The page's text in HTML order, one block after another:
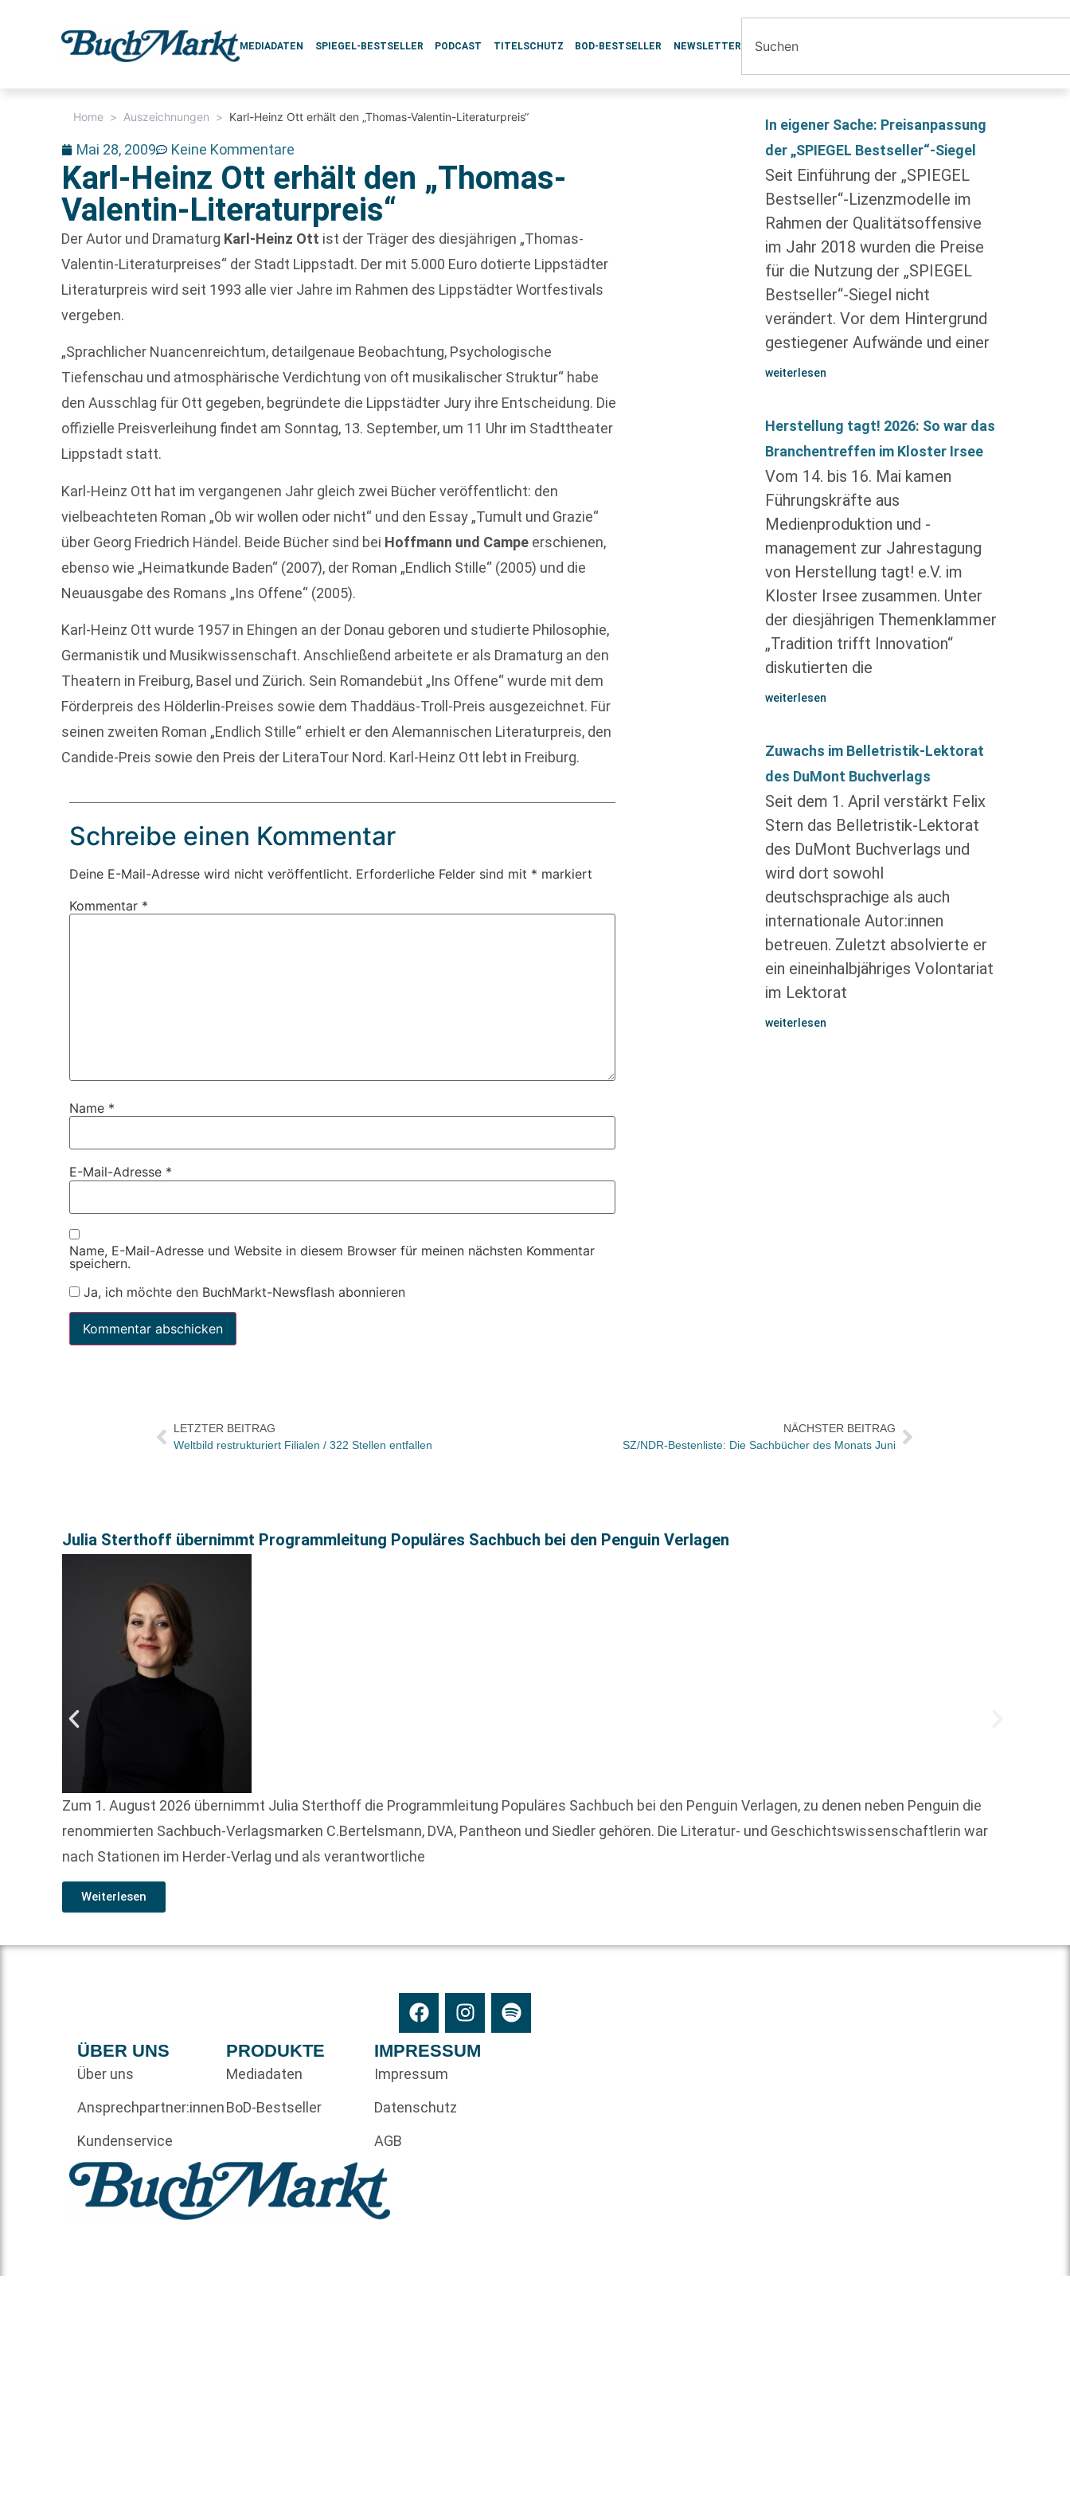
MEDIADATEN SPIEGEL-BESTSELLER PODCAST TITELSCHUTZ BOD-BESTSELLER NEWSLETTER
Home > Auszeichnungen > Karl-Heinz Ott erhält den „Thomas-Valentin-Literaturpreis“
Mai 28, 2009 Keine Kommentare
Karl-Heinz Ott erhält den „Thomas-
Valentin-Literaturpreis“
Der Autor und Dramaturg Karl-Heinz Ott ist der Träger des diesjährigen „Thomas-
Valentin-Literaturpreises“ der Stadt Lippstadt. Der mit 5.000 Euro dotierte Lippstädter
Literaturpreis wird seit 1993 alle vier Jahre im Rahmen des Lippstädter Wortfestivals
vergeben.
„Sprachlicher Nuancenreichtum, detailgenaue Beobachtung, Psychologische
Tiefenschau und atmosphärische Verdichtung von oft musikalischer Struktur“ habe
den Ausschlag für Ott gegeben, begründete die Lippstädter Jury ihre Entscheidung. Die
offizielle Preisverleihung findet am Sonntag, 13. September, um 11 Uhr im Stadttheater
Lippstadt statt.
Karl-Heinz Ott hat im vergangenen Jahr gleich zwei Bücher veröffentlicht: den
vielbeachteten Roman „Ob wir wollen oder nicht“ und den Essay „Tumult und Grazie“
über Georg Friedrich Händel. Beide Bücher sind bei Hoffmann und Campe erschienen,
ebenso wie „Heimatkunde Baden“ (2007), der Roman „Endlich Stille“ (2005) und die
Neuausgabe des Romans „Ins Offene“ (2005).
Karl-Heinz Ott wurde 1957 in Ehingen an der Donau geboren und studierte Philosophie,
Germanistik und Musikwissenschaft. Anschließend arbeitete er als Dramaturg an den
Theatern in Freiburg, Basel und Zürich. Sein Romandebüt „Ins Offene“ wurde mit dem
Förderpreis des Hölderlin-Preises sowie dem Thaddäus-Troll-Preis ausgezeichnet. Für
seinen zweiten Roman „Endlich Stille“ erhielt er den Alemannischen Literaturpreis, den
Candide-Preis sowie den Preis der LiteraTour Nord. Karl-Heinz Ott lebt in Freiburg.
Schreibe einen Kommentar
Deine E-Mail-Adresse wird nicht veröffentlicht. Erforderliche Felder sind mit * markiert
Kommentar *
Name *
E-Mail-Adresse *
Name, E-Mail-Adresse und Website in diesem Browser für meinen nächsten Kommentar
speichern.
Ja, ich möchte den BuchMarkt-Newsflash abonnieren
In eigener Sache: Preisanpassung
der „SPIEGEL Bestseller“-Siegel
Seit Einführung der „SPIEGEL
Bestseller“-Lizenzmodelle im
Rahmen der Qualitätsoffensive
im Jahr 2018 wurden die Preise
für die Nutzung der „SPIEGEL
Bestseller“-Siegel nicht
verändert. Vor dem Hintergrund
gestiegener Aufwände und einer
weiterlesen
Herstellung tagt! 2026: So war das
Branchentreffen im Kloster Irsee
Vom 14. bis 16. Mai kamen
Führungskräfte aus
Medienproduktion und -
management zur Jahrestagung
von Herstellung tagt! e.V. im
Kloster Irsee zusammen. Unter
der diesjährigen Themenklammer
„Tradition trifft Innovation“
diskutierten die
weiterlesen
Zuwachs im Belletristik-Lektorat
des DuMont Buchverlags
Seit dem 1. April verstärkt Felix
Stern das Belletristik-Lektorat
des DuMont Buchverlags und
wird dort sowohl
deutschsprachige als auch
internationale Autor:innen
betreuen. Zuletzt absolvierte er
ein eineinhalbjähriges Volontariat
im Lektorat
weiterlesen
LETZTER BEITRAG
Weltbild restrukturiert Filialen / 322 Stellen entfallen
NÄCHSTER BEITRAG
SZ/NDR-Bestenliste: Die Sachbücher des Monats Juni
Julia Sterthoff übernimmt Programmleitung Populäres Sachbuch bei den Penguin Verlagen
Zum 1. August 2026 übernimmt Julia Sterthoff die Programmleitung Populäres Sachbuch bei den Penguin Verlagen, zu denen neben Penguin die
renommierten Sachbuch-Verlagsmarken C.Bertelsmann, DVA, Pantheon und Siedler gehören. Die Literatur- und Geschichtswissenschaftlerin war
nach Stationen im Herder-Verlag und als verantwortliche
Weiterlesen
ÜBER UNS
Über uns
Ansprechpartner:innen
Kundenservice
PRODUKTE
Mediadaten
BoD-Bestseller
IMPRESSUM
Impressum
Datenschutz
AGB